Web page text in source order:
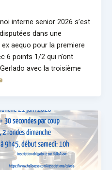
interne senior 2026 s’est
dans une
aequo pour la premiere
6 points 1/2 qui n’ont
avec la troisième